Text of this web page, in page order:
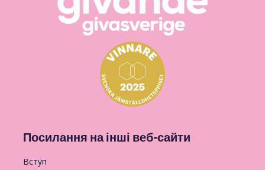
Посилання на інші веб-сайти
Вступ